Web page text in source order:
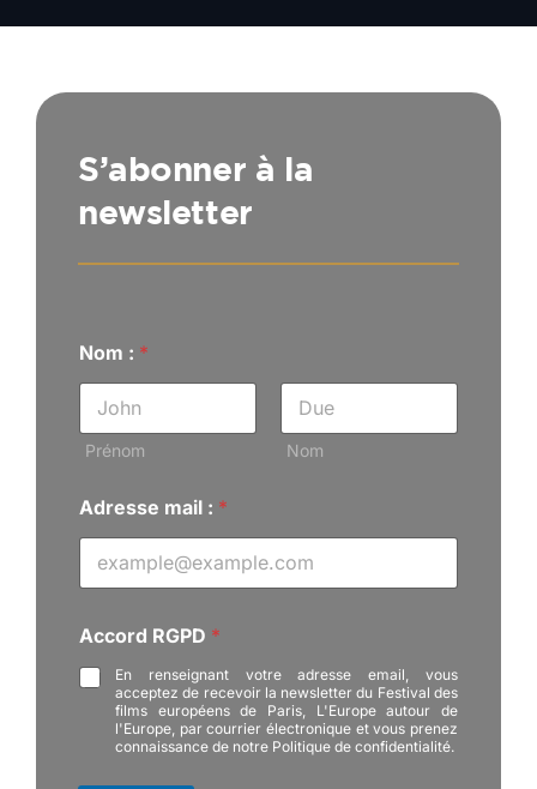
S’abonner à la
newsletter
Nom : *
Prénom Nom
Adresse mail : *
a
i
l
Accord RGPD *
En renseignant votre adresse email, vous
acceptez de recevoir la newsletter du Festival des
films européens de Paris, L'Europe autour de
l'Europe, par courrier électronique et vous prenez
connaissance de notre Politique de confidentialité.